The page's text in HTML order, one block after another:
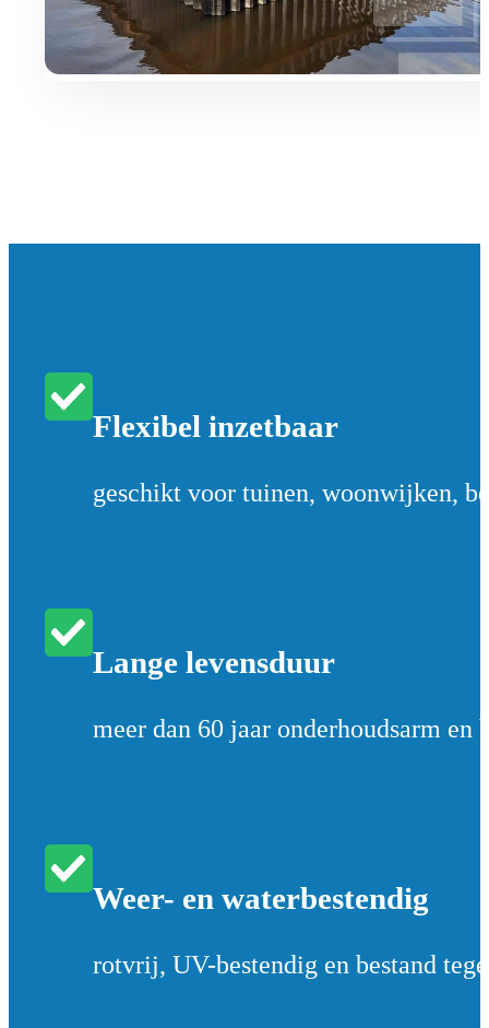
Flexibel inzetbaar
geschikt voor tuinen, woonwijken,
Lange levensduur
meer dan 60 jaar onderhoudsarm en
Weer- en waterbestendig
rotvrij, UV-bestendig en bestand